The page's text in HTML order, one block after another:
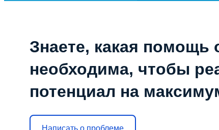
Знаете, какая помощь
необходима, чтобы
потенциал на
Написать о проблеме